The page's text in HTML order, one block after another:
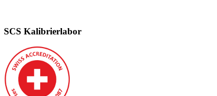
SCS Kalibrierlabor